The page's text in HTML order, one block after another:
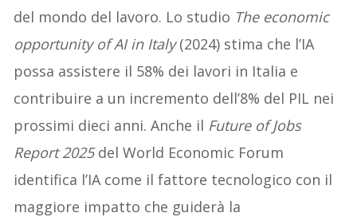
del mondo del lavoro. Lo studio The economic
opportunity of AI in Italy(2024) stima che l’IA
possa assistere il 58% dei lavori in Italia e
contribuire a un incremento dell’8% del PIL nei
prossimi dieci anni. Anche il Future of Jobs
Report 2025del World Economic Forum
identifica l’IA come il fattore tecnologico con il
maggiore impatto che guiderà la